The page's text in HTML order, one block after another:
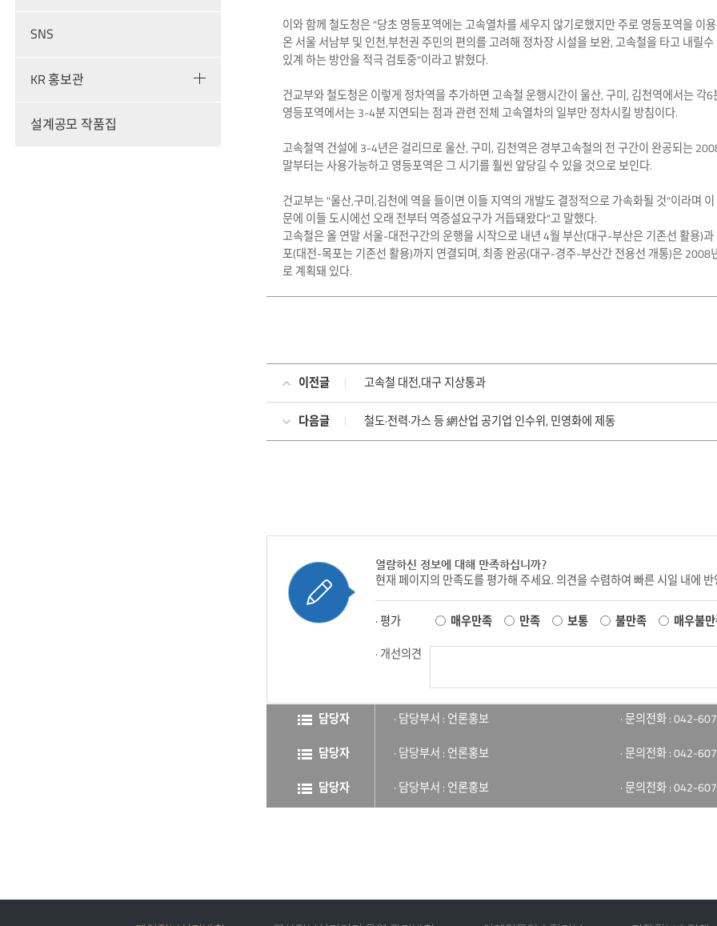
SNS
KR 홍보관
설계공모 작품집
이와 함께 철도청은 "당초 영등포역에는 고속열차를 세우지 않기로했지만 주로 영등포역을 이
온 서울 서남부 및 인천,부천권 주민의 편의를 고려해 정차장 시설을 보완, 고속철을 타고 내릴수
있계 하는 방안을 적극 검토중"이라고 밝혔다.
건교부와 철도청은 이렇게 정차역을 추가하면 고속철 운행시간이 울산, 구미, 김천역에서는 각6
영등포역에서는 3-4분 지연되는 점과 관련 전체 고속열차의 일부만 정차시킬 방침이다.
고속철역 건설에 3-4년은 걸리므로 울산, 구미, 김천역은 경부고속철의 전 구간이 완공되는
말부터는 사용가능하고 영등포역은 그 시기를 훨씬 앞당길 수 있을 것으로 보인다.
건교부는 "울산,구미,김천에 역을 들이면 이들 지역의 개발도 결정적으로 가속화될 것"이라며 이
문에 이들 도시에선 오래 전부터 역증설요구가 거듭돼왔다"고 말했다.
고속철은 올 연말 서울-대전구간의 운행을 시작으로 내년 4월 부산(대구-부산은 기존선 활용)과
포(대전-목포는 기존선 활용)까지 연결되며, 최종 완공(대구-경주-부산간 전용선 개통)은 2008
로 계획돼 있다.
이전글 고속철 대전,대구 지상통과
다음글 철도·전력·가스 등 網산업 공기업 인수위, 민영화에 제동
열람하신 정보에 대해 만족하십니까?
현재 페이지의 만족도를 평가해 주세요. 의견을 수렴하여 빠른 시일 내에
· 평가 매우만족 만족 보통 불만족
매우불
· 개선의견
담당자 · 담당부서 : 언론홍보
· 문의전화 : 042-
담당자
· 담당부서 : 언론홍보
· 문의전화 : 042-
담당자
· 담당부서 : 언론홍보 · 문의전화 : 042-